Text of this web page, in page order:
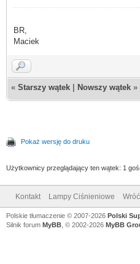
BR,
Maciek
« Starszy wątek Nowszy wątek »
Pokaż wersję do druku
Użytkownicy przeglądający ten wątek: 1
Kontakt Lampy Ciśnieniowe
Polskie tłumaczenie © 2007-2026 Polski
Silnik forum MyBB , © 2002-2026 MyBB